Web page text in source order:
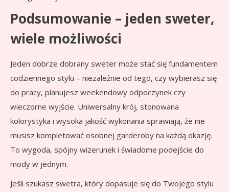
Podsumowanie – jeden sweter,
wiele możliwości
Jeden dobrze dobrany sweter może stać się fundamentem
codziennego stylu – niezależnie od tego, czy wybierasz się
do pracy, planujesz weekendowy odpoczynek czy
wieczorne wyjście. Uniwersalny krój, stonowana
kolorystyka i wysoka jakość wykonania sprawiają, że nie
musisz kompletować osobnej garderoby na każdą okazję.
To wygoda, spójny wizerunek i świadome podejście do
mody w jednym.
Jeśli szukasz swetra, który dopasuje się do Twojego stylu